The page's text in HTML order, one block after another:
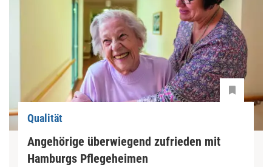
Qualität
Angehörige überwiegend zufrieden mit
Hamburgs Pflegeheimen